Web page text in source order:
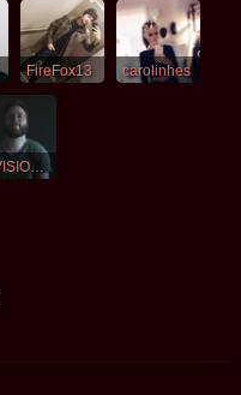
FireFox13 carolinhes
DIVISIONDYNGRAK